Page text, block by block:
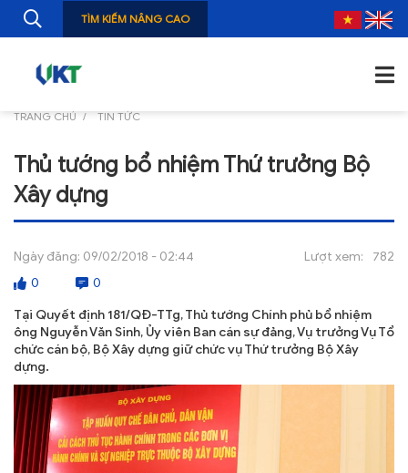
GIỚI THIỆU
TIN TỨC
NGHIÊN CỨU
ẤN PHẨM
ĐÀO TẠO, BỒI DƯỠNG
TƯ VẤN
THÔNG TIN CÔNG BỐ
TRA CỨU VĂN BẢN
TÌM KIẾM NÂNG CAO
TRANG CHỦ TIN TỨC
Thủ tướng bổ nhiệm Thứ trưởng Bộ
Xây dựng
Ngày đăng: 09/02/2018 - 02:44 Lượt xem:
782
0
0
Tại Quyết định 181/QĐ-TTg, Thủ tướng Chính phủ bổ nhiệm
ông Nguyễn Văn Sinh, Ủy viên Ban cán sự đảng, Vụ trưởng Vụ Tổ
chức cán bộ, Bộ Xây dựng giữ chức vụ Thứ trưởng Bộ Xây
dựng.